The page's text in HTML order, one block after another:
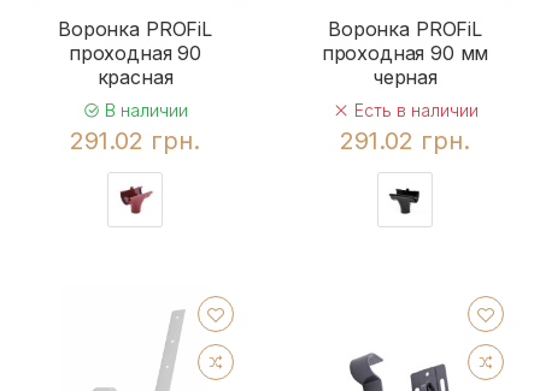
Воронка PROFiL
проходная 90
красная
В наличии
291.02 грн.
Воронка PROFiL
проходная 90 мм
черная
Есть в наличии
291.02 грн.